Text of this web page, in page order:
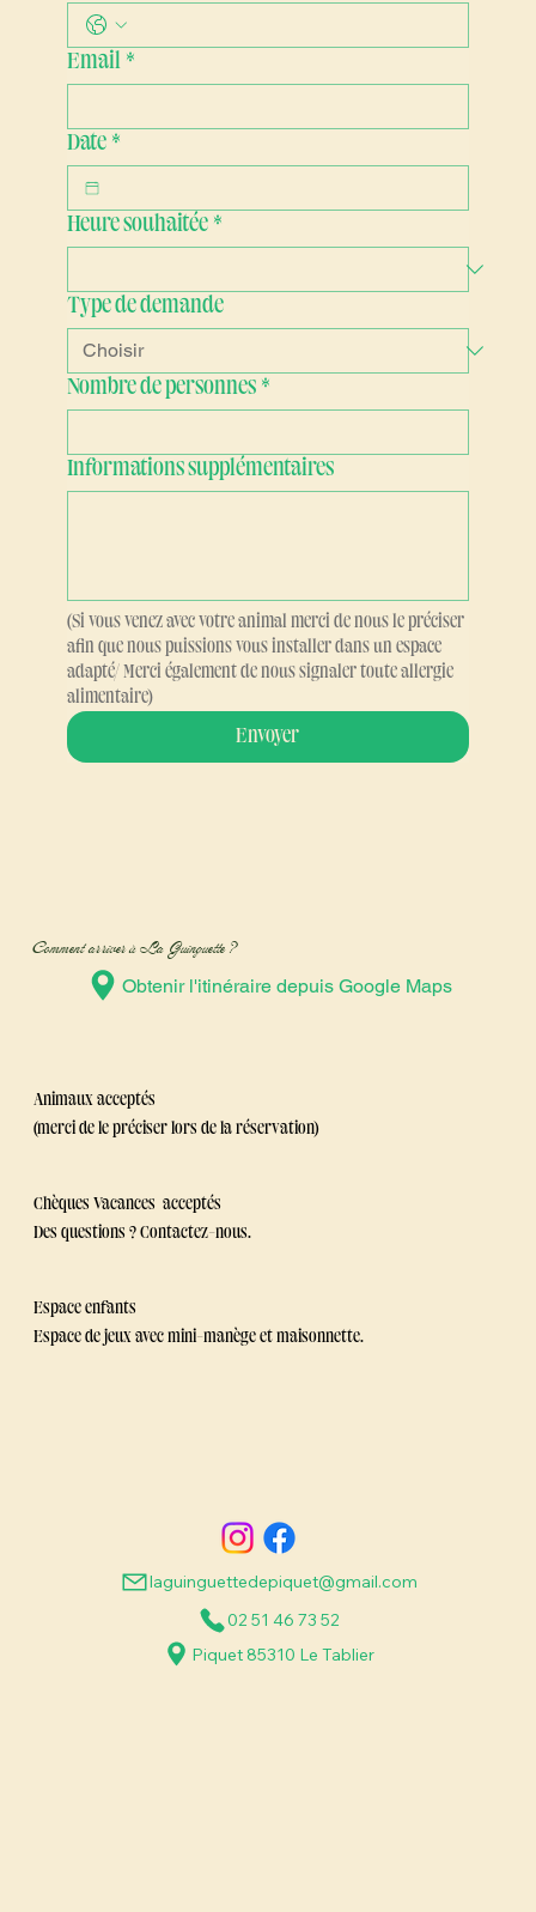
Email *
Date *
Heure souhaitée *
Type de demande
Nombre de personnes *
Informations supplémentaires
(Si vous venez avec votre animal merci de nous le préciser
afin que nous puissions vous installer dans un espace
adapté/ Merci également de nous signaler toute allergie
alimentaire)
Envoyer
Comment arriver à La Guinguette ?
Obtenir l'itinéraire depuis Google Maps
Animaux acceptés
(merci de le préciser lors de la réservation)
Chèques Vacances acceptés
Des questions ? Contactez-nous.
Espace enfants
Espace de jeux avec mini-manège et maisonnette.
laguinguettedepiquet@gmail.com
02 51 46 73 52
Piquet 85310 Le Tablier